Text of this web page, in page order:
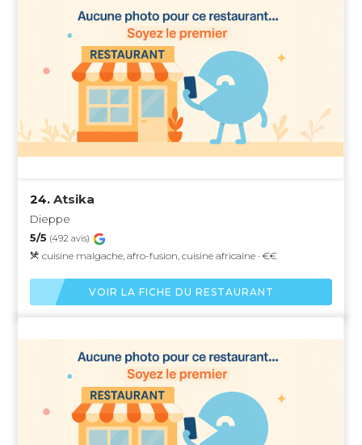
24.Atsika
Dieppe
5/5 (492 avis)
cuisine malgache, afro-fusion, cuisine africaine · €€
VOIR LA FICHE DU RESTAURANT